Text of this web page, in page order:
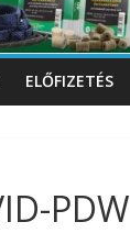
ELŐFIZETÉS
PDW